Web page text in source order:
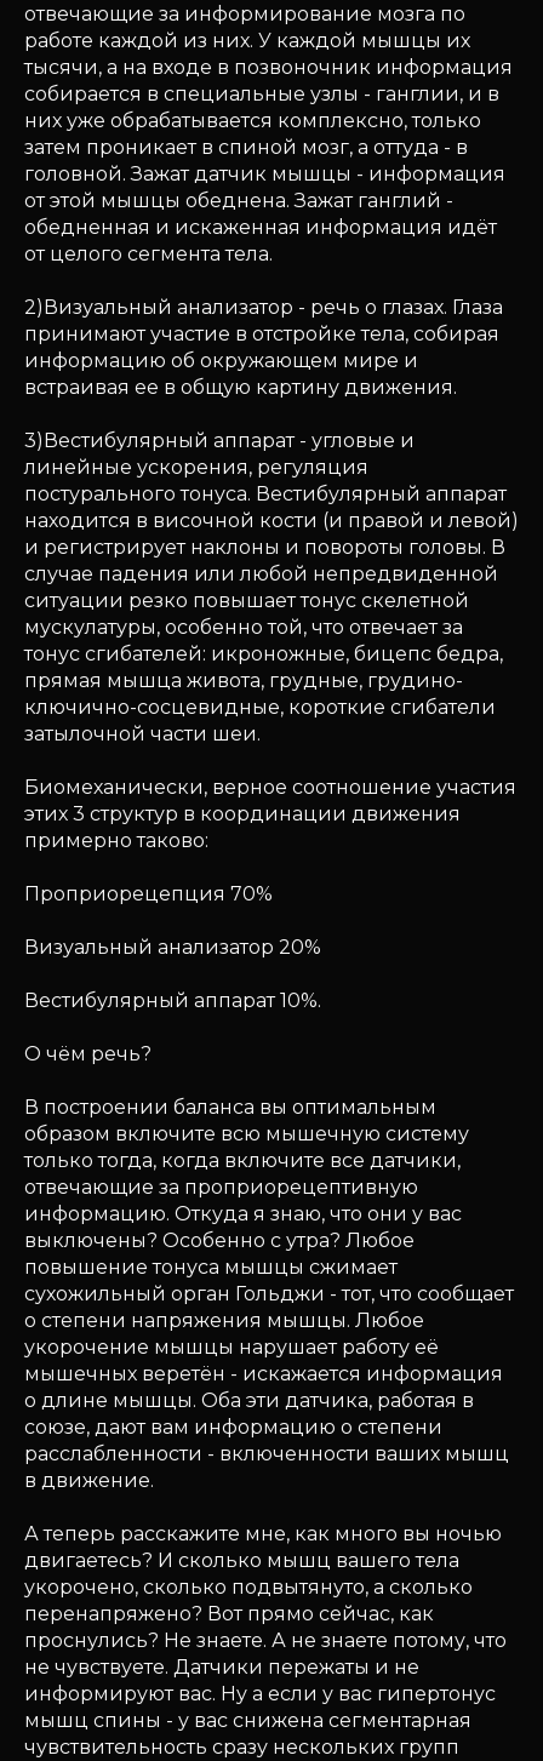
отвечающие за информирование мозга по
работе каждой из них. У каждой мышцы их
тысячи, а на входе в позвоночник информация
собирается в специальные узлы - ганглии, и в
них уже обрабатывается комплексно, только
затем проникает в спиной мозг, а оттуда - в
головной. Зажат датчик мышцы - информация
от этой мышцы обеднена. Зажат ганглий -
обедненная и искаженная информация идёт
от целого сегмента тела.
2)Визуальный анализатор - речь о глазах. Глаза
принимают участие в отстройке тела, собирая
информацию об окружающем мире и
встраивая ее в общую картину движения.
3)Вестибулярный аппарат - угловые и
линейные ускорения, регуляция
постурального тонуса. Вестибулярный аппарат
находится в височной кости (и правой и левой)
и регистрирует наклоны и повороты головы. В
случае падения или любой непредвиденной
ситуации резко повышает тонус скелетной
мускулатуры, особенно той, что отвечает за
тонус сгибателей: икроножные, бицепс бедра,
прямая мышца живота, грудные, грудино-
ключично-сосцевидные, короткие сгибатели
затылочной части шеи.
Биомеханически, верное соотношение участия
этих 3 структур в координации движения
примерно таково:
Проприорецепция 70%
Визуальный анализатор 20%
Вестибулярный аппарат 10%.
О чём речь?
В построении баланса вы оптимальным
образом включите всю мышечную систему
только тогда, когда включите все датчики,
отвечающие за проприорецептивную
информацию. Откуда я знаю, что они у вас
выключены? Особенно с утра? Любое
повышение тонуса мышцы сжимает
сухожильный орган Гольджи - тот, что сообщает
о степени напряжения мышцы. Любое
укорочение мышцы нарушает работу её
мышечных веретён - искажается информация
о длине мышцы. Оба эти датчика, работая в
союзе, дают вам информацию о степени
расслабленности - включенности ваших мышц
в движение.
А теперь расскажите мне, как много вы ночью
двигаетесь? И сколько мышц вашего тела
укорочено, сколько подвытянуто, а сколько
перенапряжено? Вот прямо сейчас, как
проснулись? Не знаете. А не знаете потому, что
не чувствуете. Датчики пережаты и не
информируют вас. Ну а если у вас гипертонус
мышц спины - у вас снижена сегментарная
чувствительность сразу нескольких групп